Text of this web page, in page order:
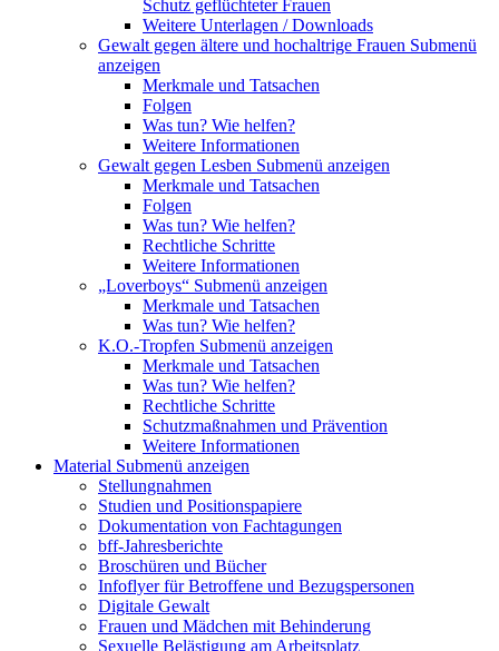
Schutz geflüchteter Frauen
Weitere Unterlagen / Downloads
Gewalt gegen ältere und hochaltrige Frauen Submenü
anzeigen
Merkmale und Tatsachen
Folgen
Was tun? Wie helfen?
Weitere Informationen
Gewalt gegen Lesben Submenü anzeigen
Merkmale und Tatsachen
Folgen
Was tun? Wie helfen?
Rechtliche Schritte
Weitere Informationen
„Loverboys“ Submenü anzeigen
Merkmale und Tatsachen
Was tun? Wie helfen?
K.O.-Tropfen Submenü anzeigen
Merkmale und Tatsachen
Was tun? Wie helfen?
Rechtliche Schritte
Schutzmaßnahmen und Prävention
Weitere Informationen
Material Submenü anzeigen
Stellungnahmen
Studien und Positionspapiere
Dokumentation von Fachtagungen
bff-Jahresberichte
Broschüren und Bücher
Infoflyer für Betroffene und Bezugspersonen
Digitale Gewalt
Frauen und Mädchen mit Behinderung
Sexuelle Belästigung am Arbeitsplatz